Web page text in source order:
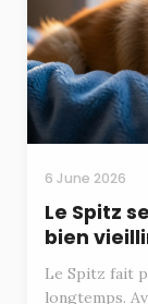
6 June 2026
Le Spitz
bien
Le Spitz fait
longtemps.